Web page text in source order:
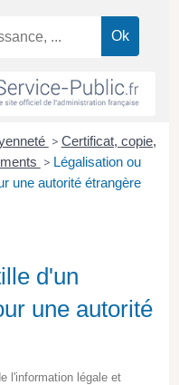
> Certificat, copie,
> Légalisation ou
une autorité étrangère
d'un
une autorité
l'information légale et